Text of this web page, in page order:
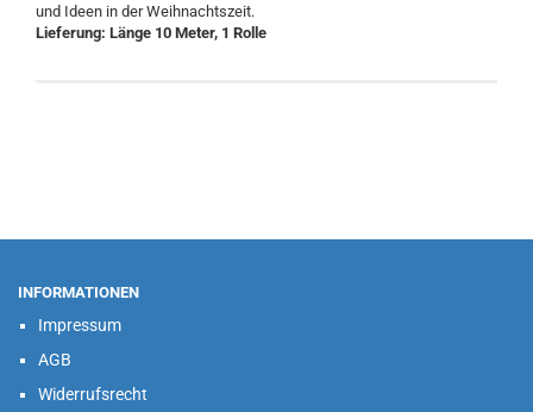
und Ideen in der Weihnachtszeit.
Lieferung: Länge 10 Meter, 1 Rolle
INFORMATIONEN
Impressum
AGB
Widerrufsrecht